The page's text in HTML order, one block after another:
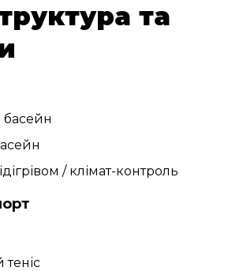
та
басейн
/ клімат-контроль
теніс